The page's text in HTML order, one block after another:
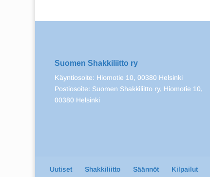
Suomen Shakkiliitto ry
Käyntiosoite: Hiomotie 10, 00380 Helsinki
Postiosoite: Suomen Shakkiliitto ry, Hiomotie 10,
00380 Helsinki
Uutiset Shakkiliitto Säännöt Kilpailut